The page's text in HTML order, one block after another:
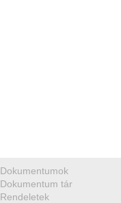
Dokumentumok
Dokumentum tár
Rendeletek